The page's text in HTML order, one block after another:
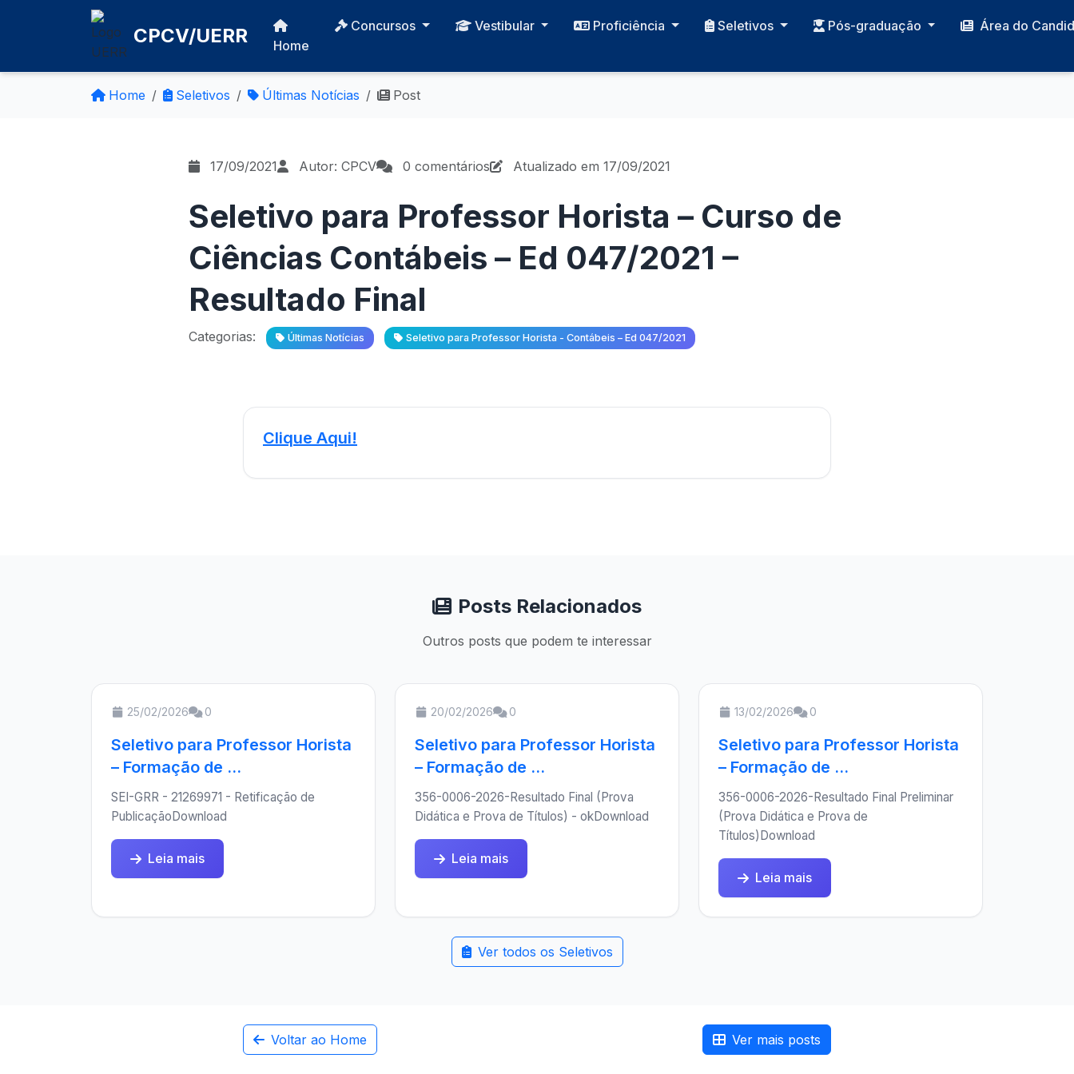
CPCV/UERR Home
Concursos Vestibular Proficiência Seletivos Pós-graduação Área do
Home Seletivos Últimas Notícias Post
17/09/2021 Autor: CPCV 0 comentários Atualizado em 17/09/2021
Seletivo para Professor Horista – Curso de
Ciências Contábeis – Ed 047/2021 –
Resultado Final
Categorias: Últimas Notícias Seletivo para Professor Horista - Contábeis – Ed 047/2021
Clique Aqui!
Posts Relacionados
Outros posts que podem te interessar
25/02/2026 0
Seletivo para Professor Horista
– Formação de ...
SEI-GRR - 21269971 - Retificação de
PublicaçãoDownload
Leia mais
20/02/2026 0
Seletivo para Professor Horista
– Formação de ...
356-0006-2026-Resultado Final (Prova
Didática e Prova de Títulos) - okDownload
Leia mais
13/02/2026 0
Seletivo para Professor Horista
– Formação de ...
356-0006-2026-Resultado Final Preliminar
(Prova Didática e Prova de
Títulos)Download
Leia mais
Ver todos os Seletivos
Voltar ao Home Ver mais posts